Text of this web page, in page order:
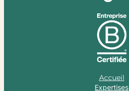
Accueil
Expertises